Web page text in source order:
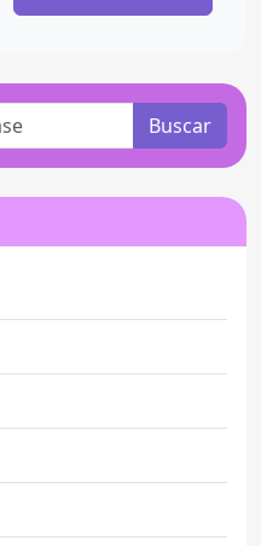
Buscar